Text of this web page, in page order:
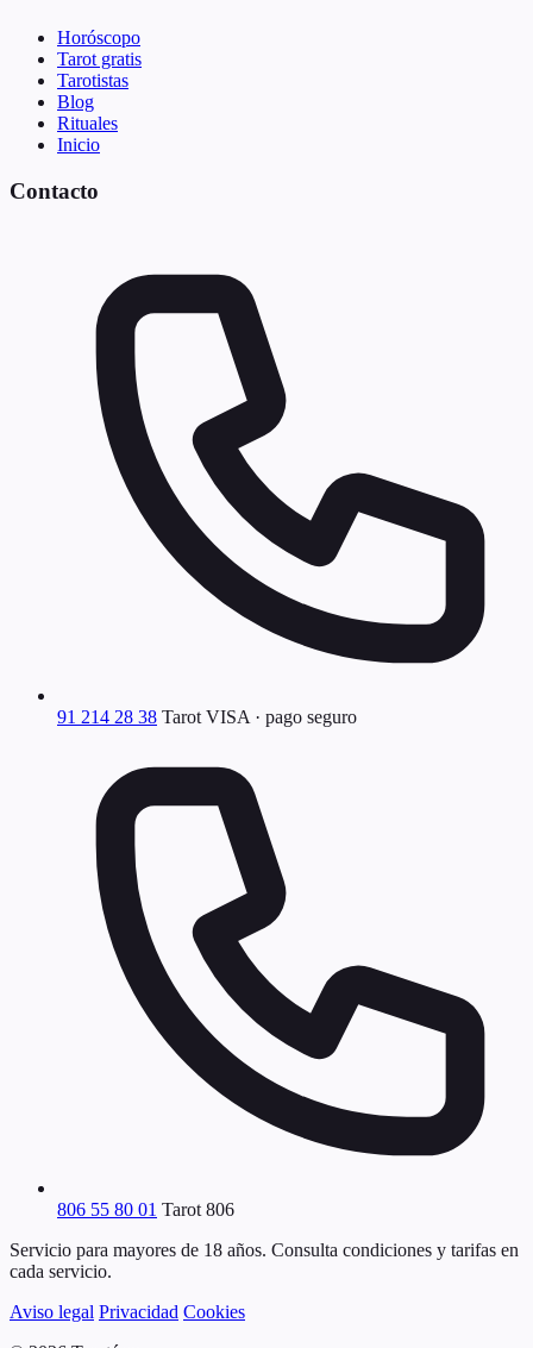
Horóscopo
Tarot gratis
Tarotistas
Blog
Rituales
Inicio
Contacto
91 214 28 38 Tarot VISA · pago seguro
806 55 80 01 Tarot 806
Servicio para mayores de 18 años. Consulta condiciones y tarifas en
cada servicio.
Aviso legal Privacidad Cookies